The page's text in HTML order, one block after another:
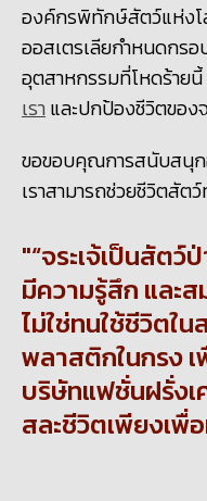
องค์กรพิทักษ์สัตว์แห่งโ
ออสเตรเลียกำหนดกรอ
อุตสาหกรรมที่โหดร้ายนี้
เรา และปกป้องชีวิตของ
ขอขอบคุณการสนับสนุก
เราสามารถช่วยชีวิตสัต
“จระเจ้เป็นสัตว์
มีความรู้สึก และ
ไม่ใช่ทนใช้ชีวิตใ
พลาสติกในกรง
บริษัทแฟชั่นฝรั่ง
สละชีวิตเพียงเพื่